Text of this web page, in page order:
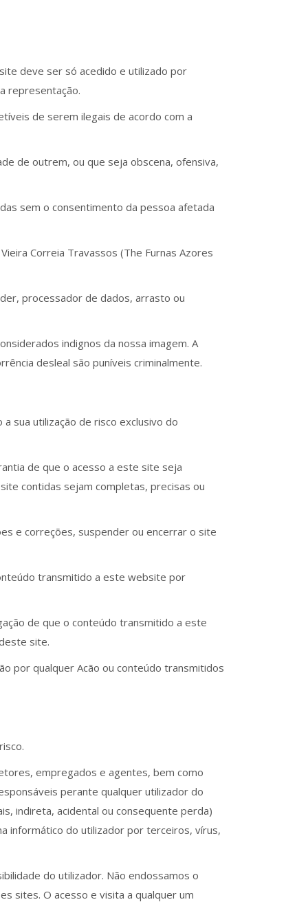
deve ser só acedido e utilizado por
representação.
de serem ilegais de acordo com a
de outrem, ou que seja obscena, ofensiva,
sem o consentimento da pessoa afetada
Correia Travassos (The Furnas Azores
processador de dados, arrasto ou
indignos da nossa imagem. A
desleal são puníveis criminalmente.
sua utilização de risco exclusivo do
de que o acesso a este site seja
contidas sejam completas, precisas ou
e correções, suspender ou encerrar o site
transmitido a este website por
de que o conteúdo transmitido a este
site.
por qualquer Acão ou conteúdo transmitidos
empregados e agentes, bem como
perante qualquer utilizador do
indireta, acidental ou consequente perda)
informático do utilizador por terceiros, vírus,
do utilizador. Não endossamos o
sites. O acesso e visita a qualquer um